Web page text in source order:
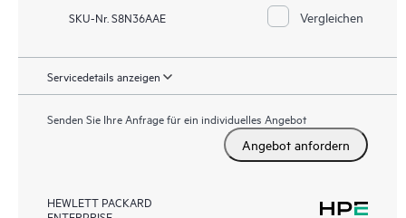
SKU-Nr. S8N36AAE Vergleichen
Servicedetails anzeigen
Senden Sie Ihre Anfrage für ein individuelles Angebot
Angebot anfordern
HEWLETT PACKARD